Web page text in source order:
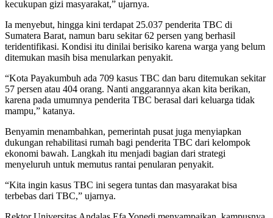
kecukupan gizi masyarakat,” ujarnya.
Ia menyebut, hingga kini terdapat 25.037 penderita TBC di
Sumatera Barat, namun baru sekitar 62 persen yang berhasil
teridentifikasi. Kondisi itu dinilai berisiko karena warga yang belum
ditemukan masih bisa menularkan penyakit.
“Kota Payakumbuh ada 709 kasus TBC dan baru ditemukan sekitar
57 persen atau 404 orang. Nanti anggarannya akan kita berikan,
karena pada umumnya penderita TBC berasal dari keluarga tidak
mampu,” katanya.
Benyamin menambahkan, pemerintah pusat juga menyiapkan
dukungan rehabilitasi rumah bagi penderita TBC dari kelompok
ekonomi bawah. Langkah itu menjadi bagian dari strategi
menyeluruh untuk memutus rantai penularan penyakit.
“Kita ingin kasus TBC ini segera tuntas dan masyarakat bisa
terbebas dari TBC,” ujarnya.